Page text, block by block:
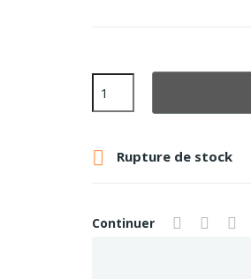
 Rupture de stock
Continuer